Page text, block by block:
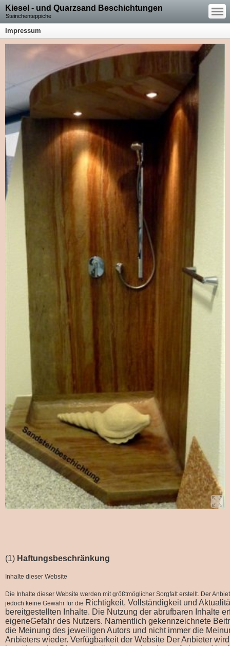
Kiesel - und Quarzsand Beschichtungen
Steinchenteppiche
—
—
—
Impressum
(1) Haftungsbeschränkung
Inhalte dieser Website
Die Inhalte dieser Website werden mit größtmöglicher Sorgfalt erstellt. Der
jedoch keine Gewähr für die Richtigkeit, Vollständigkeit und
bereitgestellten Inhalte. Die Nutzung der abrufbaren Inhalte
eigeneGefahr des Nutzers. Namentlich gekennzeichnete
die Meinung des jeweiligen Autors und nicht immer die
Anbieters wieder. Verfügbarkeit der Website Der Anbieter